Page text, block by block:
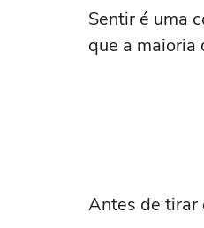
Sentir é uma
que a maioria
Antes de tirar